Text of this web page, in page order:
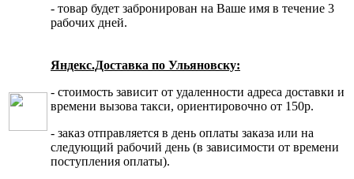
- товар будет забронирован на Ваше имя в течение 3
рабочих дней.
Яндекс.Доставка по Ульяновску:
- стоимость зависит от удаленности адреса доставки и
времени вызова такси, ориентировочно от 150р.
- заказ отправляется в день оплаты заказа или на
следующий рабочий день (в зависимости от времени
поступления оплаты).